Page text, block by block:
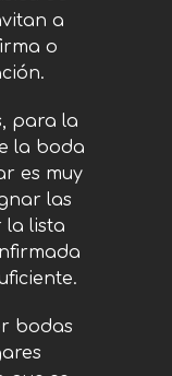
a
o
para la
la boda
es muy
las
la lista
bodas